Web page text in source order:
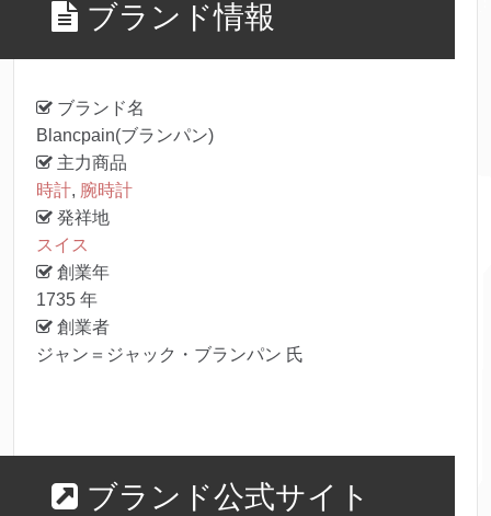
ブランド情報
ブランド名
Blancpain(ブランパン)
主力商品
時計, 腕時計
発祥地
スイス
創業年
1735 年
創業者
ジャン＝ジャック・ブランパン 氏
ブランド公式サイト